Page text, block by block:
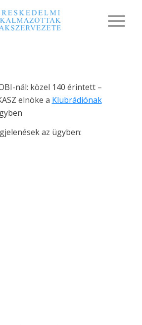
nál: közel 140 érintett –
elnöke a Klubrádiónak
az ügyben: